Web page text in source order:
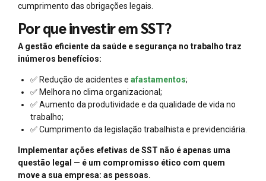
cumprimento das obrigações legais.
Por que investir em SST?
A gestão eficiente da saúde e segurança no trabalho traz
inúmeros benefícios:
✅ Redução de acidentes e afastamentos;
✅ Melhora no clima organizacional;
✅ Aumento da produtividade e da qualidade de vida no
trabalho;
✅ Cumprimento da legislação trabalhista e previdenciária.
Implementar ações efetivas de SST não é apenas uma
questão legal — é um compromisso ético com quem
move a sua empresa: as pessoas.